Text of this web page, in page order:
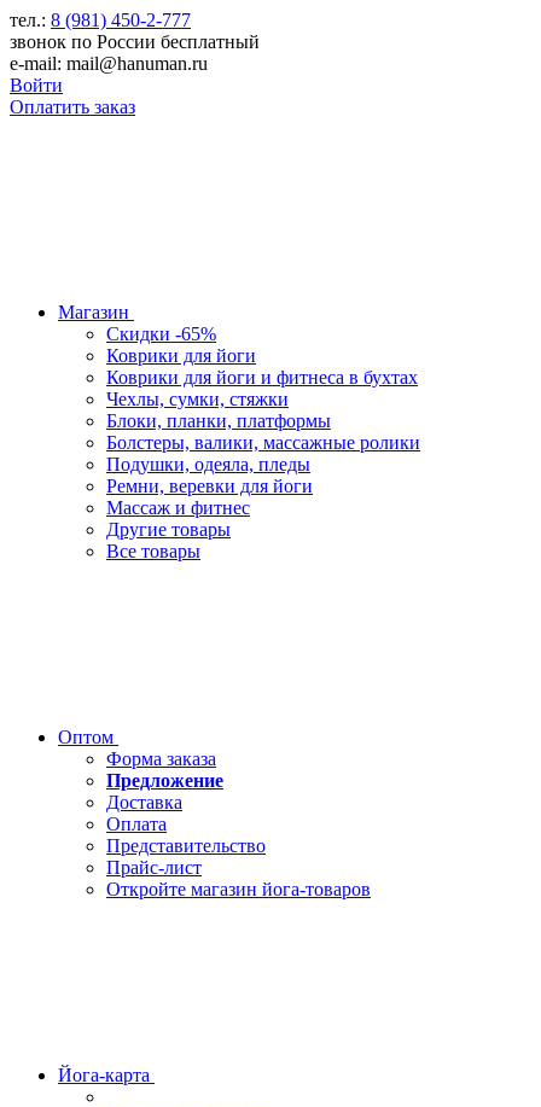
тел.: 8 (981) 450-2-777
звонок по России бесплатный
e-mail: mail@hanuman.ru
Войти
Оплатить заказ
Магазин
Скидки -65%
Коврики для йоги
Коврики для йоги и фитнеса в бухтах
Чехлы, сумки, стяжки
Блоки, планки, платформы
Болстеры, валики, массажные ролики
Подушки, одеяла, пледы
Ремни, веревки для йоги
Массаж и фитнес
Другие товары
Все товары
Оптом
Форма заказа
Предложение
Доставка
Оплата
Представительство
Прайс-лист
Откройте магазин йога-товаров
Йога-карта